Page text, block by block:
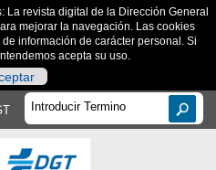
La revista digital de la Dirección General
mejorar la navegación. Las cookies
información de carácter personal. Si
acepta su uso.